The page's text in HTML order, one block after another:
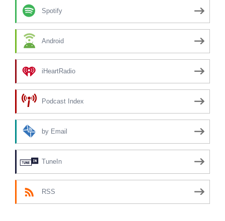
Spotify
Android
iHeartRadio
Podcast Index
by Email
TuneIn
RSS